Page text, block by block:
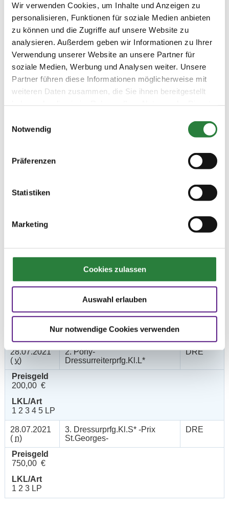
Wir verwenden Cookies, um Inhalte und Anzeigen zu
personalisieren, Funktionen für soziale Medien anbieten
zu können und die Zugriffe auf unsere Website zu
analysieren. Außerdem geben wir Informationen zu Ihrer
Verwendung unserer Website an unsere Partner für
soziale Medien, Werbung und Analysen weiter. Unsere
Partner führen diese Informationen möglicherweise mit
weiteren Daten zusammen, die Sie ihnen bereitgestellt
Notwendig
Präferenzen
Statistiken
Marketing
Cookies zulassen
Auswahl erlauben
Nur notwendige Cookies verwenden
Beschaffenheit der Plätze:
Vorbereitungshalle Dressur: 25x75m Sand
Viereck Dressur: 25x65m Sand
Vorläufige Zeitenteilung:
Mi. vorm.: 1,2; nachm.: 3
(v)
1. Pony-Dressurprfg.Kl.L**-Tr.
1 2 3 4 5 LP
28.07.2021
( v)
2. Pony-
Dressurreiterprfg.Kl.L*
DRE
Preisgeld
200,00 €
LKL/Art
1 2 3 4 5 LP
28.07.2021
( n)
3. Dressurprfg.Kl.S* -Prix
St.Georges-
DRE
Preisgeld
750,00 €
LKL/Art
1 2 3 LP